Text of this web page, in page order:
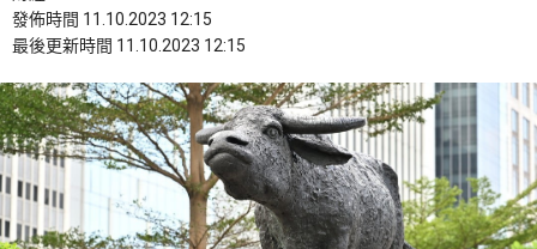
發佈時間 11.10.2023 12:15
最後更新時間 11.10.2023 12:15